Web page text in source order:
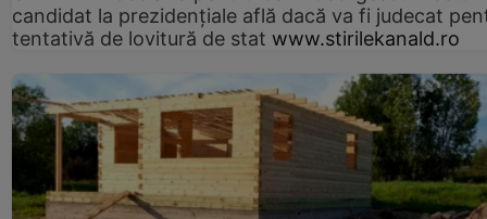
candidat la prezidențiale află dacă va fi judecat
tentativă de lovitură de stat www.stirilekanald.ro